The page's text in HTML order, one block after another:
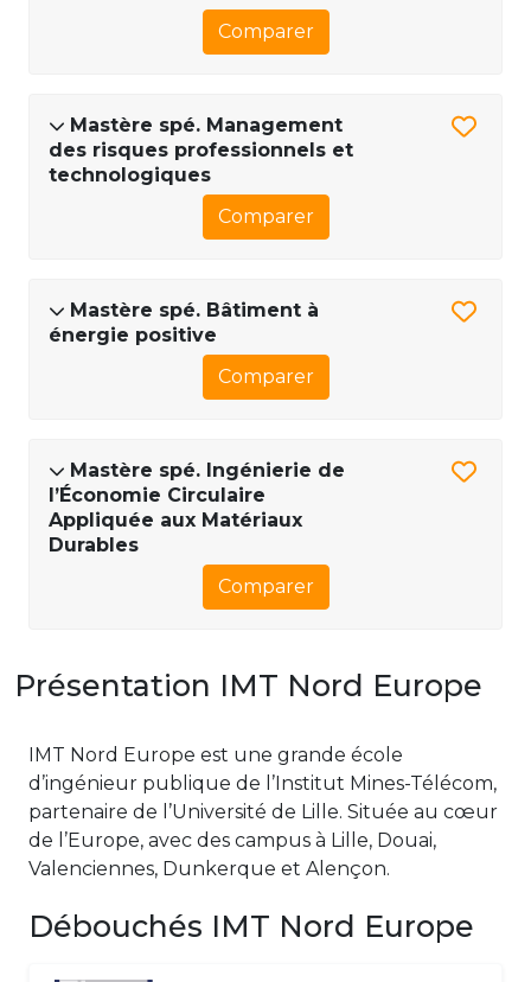
Comparer
Mastère spé. Management
des risques professionnels et
technologiques
Comparer
Mastère spé. Bâtiment à
énergie positive
Comparer
Mastère spé. Ingénierie de
l’Économie Circulaire
Appliquée aux Matériaux
Durables
Comparer
Présentation IMT Nord Europe
IMT Nord Europe est une grande école
d’ingénieur publique de l’Institut Mines-Télécom,
partenaire de l’Université de Lille. Située au cœur
de l’Europe, avec des campus à Lille, Douai,
Valenciennes, Dunkerque et Alençon.
Débouchés IMT Nord Europe